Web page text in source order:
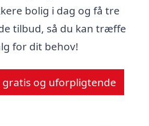
bolig i dag og få tre
tilbud, så du kan træffe
for dit behov!
gratis og uforpligtende